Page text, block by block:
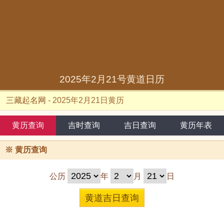
2025年2月21号黄道日历
三藏起名网 - 2025年2月21日黄历
黄历查询 吉时查询 吉日查询 黄历年表
※ 黄历查询
公历 年 月 日